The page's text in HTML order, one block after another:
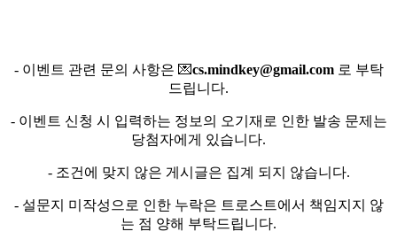
- 이벤트 관련 문의 사항은 💌cs.mindkey@gmail.com 로 부탁
드립니다.
- 이벤트 신청 시 입력하는 정보의 오기재로 인한 발송 문제는
당첨자에게 있습니다.
- 조건에 맞지 않은 게시글은 집계 되지 않습니다.
- 설문지 미작성으로 인한 누락은 트로스트에서 책임지지 않
는 점 양해 부탁드립니다.